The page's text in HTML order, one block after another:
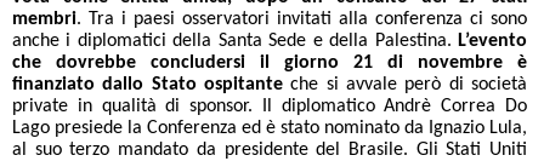
membri. Tra i paesi osservatori invitati alla conferenza ci sono
anche i diplomatici della Santa Sede e della Palestina. L’evento
che dovrebbe concludersi il giorno 21 di novembre è
finanziato dallo Stato ospitante che si avvale però di società
private in qualità di sponsor. Il diplomatico Andrè Correa Do
Lago presiede la Conferenza ed è stato nominato da Ignazio Lula,
al suo terzo mandato da presidente del Brasile. Gli Stati Uniti